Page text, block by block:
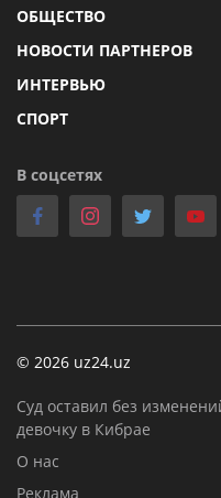
ОБЩЕСТВО
НОВОСТИ ПАРТНЕРОВ
ИНТЕРВЬЮ
СПОРТ
В соцсетях
© 2026 uz24.uz
Суд оставил без
девочку в Кибрае
О нас
Реклама